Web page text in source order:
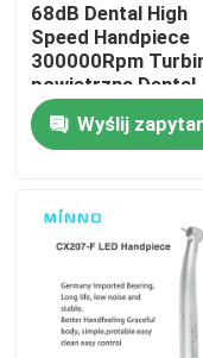
Poprosić o
Urządzenia
Rękojeść
Szybka rękojeść
68dB Dental High
Speed Handpiece
300000Rpm
powietrzna Dental
Handpiece
Wyślij